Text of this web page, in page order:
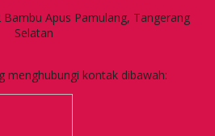
Bambu Apus Pamulang, Tangerang
Selatan
menghubungi kontak dibawah: